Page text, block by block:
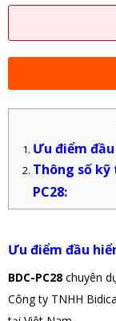
Ưu điểm đầu
Thông số kỹ
PC28:
Ưu điểm đầu
BDC-PC28 chuyên
Công ty TNHH